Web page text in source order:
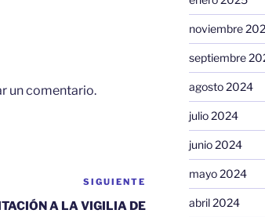
un comentario.
entrada
SIGUIENTE
A LA VIGILIA DE
noviembre
septiembre
agosto 2024
julio 2024
junio 2024
mayo 2024
abril 2024